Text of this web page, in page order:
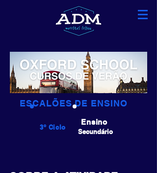
ESCALÕES DE ENSINO
3º Ciclo
Ensino
Secundário